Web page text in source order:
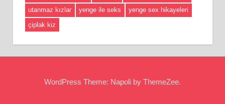
utanmaz kızlar
yenge ile seks
yenge sex hikayeleri
çiplak kiz
WordPress Theme: Napoli by ThemeZee.